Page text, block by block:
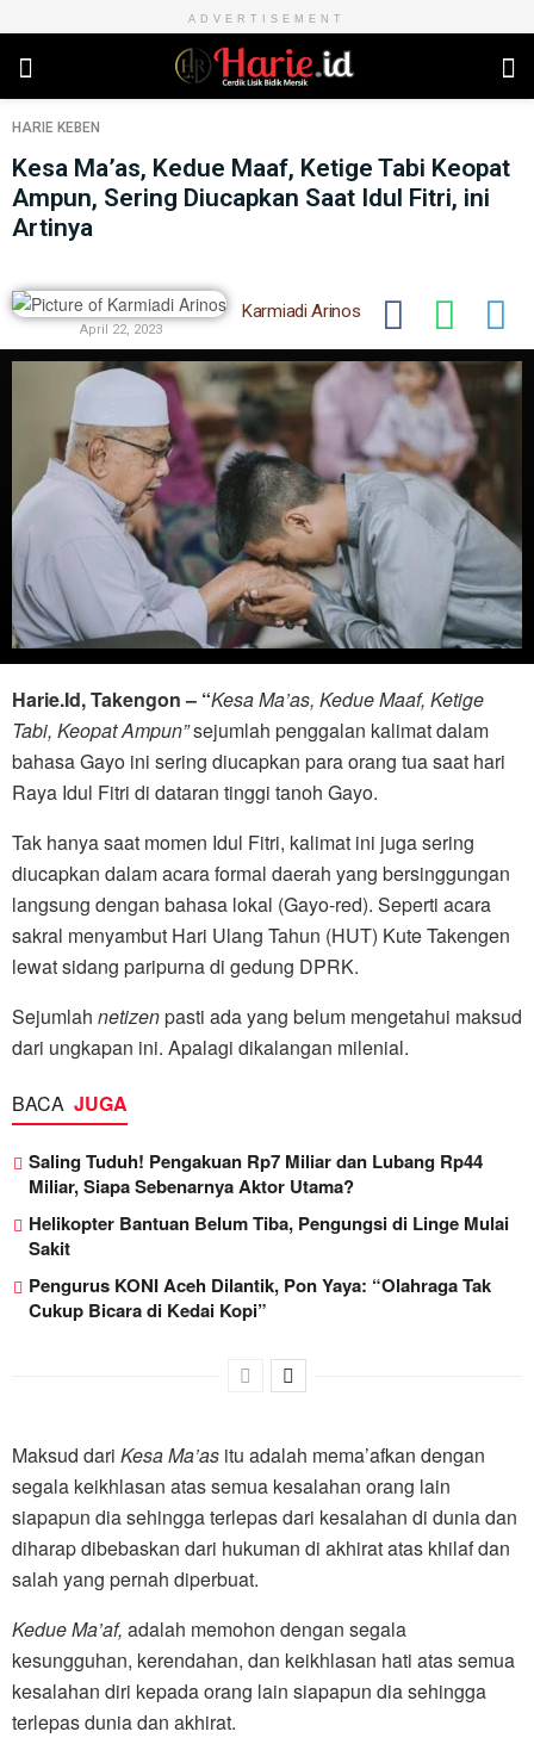
ADVERTISEMENT
HARIE KEBEN
Kesa Ma’as, Kedue Maaf, Ketige Tabi Keopat
Ampun, Sering Diucapkan Saat Idul Fitri, ini
Artinya
Karmiadi Arinos
April 22, 2023
Harie.Id, Takengon – “Kesa Ma’as, Kedue Maaf, Ketige
Tabi, Keopat Ampun”sejumlah penggalan kalimat dalam
bahasa Gayo ini sering diucapkan para orang tua saat hari
Raya Idul Fitri di dataran tinggi tanoh Gayo.
Tak hanya saat momen Idul Fitri, kalimat ini juga sering
diucapkan dalam acara formal daerah yang bersinggungan
langsung dengan bahasa lokal (Gayo-red). Seperti acara
sakral menyambut Hari Ulang Tahun (HUT) Kute Takengen
lewat sidang paripurna di gedung DPRK.
Sejumlah netizenpasti ada yang belum mengetahui maksud
dari ungkapan ini. Apalagi dikalangan milenial.
BACA JUGA
Saling Tuduh! Pengakuan Rp7 Miliar dan Lubang Rp44
Miliar, Siapa Sebenarnya Aktor Utama?
Helikopter Bantuan Belum Tiba, Pengungsi di Linge Mulai
Sakit
Pengurus KONI Aceh Dilantik, Pon Yaya: “Olahraga Tak
Cukup Bicara di Kedai Kopi”
Maksud dari Kesa Ma’as itu adalah mema’afkan dengan
segala keikhlasan atas semua kesalahan orang lain
siapapun dia sehingga terlepas dari kesalahan di dunia dan
diharap dibebaskan dari hukuman di akhirat atas khilaf dan
salah yang pernah diperbuat.
Kedue Ma’af, adalah memohon dengan segala
kesungguhan, kerendahan, dan keikhlasan hati atas semua
kesalahan diri kepada orang lain siapapun dia sehingga
terlepas dunia dan akhirat.